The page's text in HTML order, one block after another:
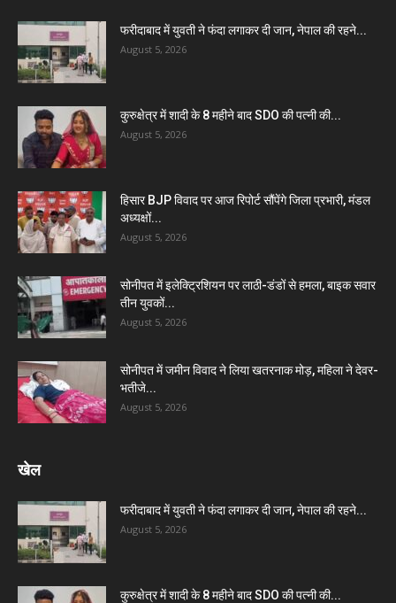
फरीदाबाद में युवती ने फंदा लगाकर दी जान, नेपाल की रहने...
August 5, 2026
कुरुक्षेत्र में शादी के 8 महीने बाद SDO की पत्नी की...
August 5, 2026
हिसार BJP विवाद पर आज रिपोर्ट सौंपेंगे जिला प्रभारी, मंडल
अध्यक्षों...
August 5, 2026
सोनीपत में इलेक्ट्रिशियन पर लाठी-डंडों से हमला, बाइक सवार
तीन युवकों...
August 5, 2026
सोनीपत में जमीन विवाद ने लिया खतरनाक मोड़, महिला ने देवर-
भतीजे...
August 5, 2026
खेल
फरीदाबाद में युवती ने फंदा लगाकर दी जान, नेपाल की रहने...
August 5, 2026
कुरुक्षेत्र में शादी के 8 महीने बाद SDO की पत्नी की...